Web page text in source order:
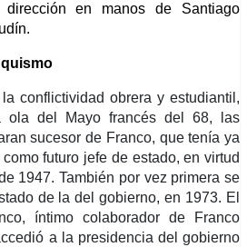
en manos de Santiago
conflictividad obrera y estudiantil,
ola del Mayo francés del 68, las
sucesor de Franco, que tenía ya
futuro jefe de estado, en virtud
1947. También por vez primera se
de la del gobierno, en 1973. El
íntimo colaborador de Franco
a la presidencia del gobierno